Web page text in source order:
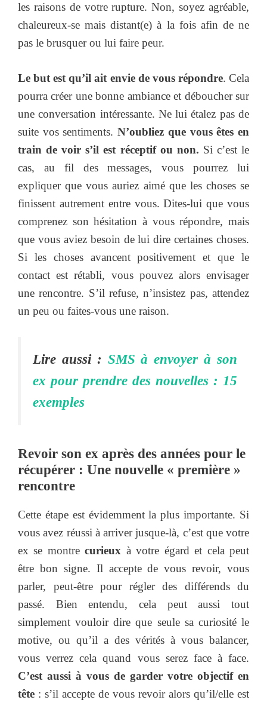
les raisons de votre rupture. Non, soyez agréable,
chaleureux-se mais distant(e) à la fois afin de ne
pas le brusquer ou lui faire peur.
Le but est qu’il ait envie de vous répondre. Cela
pourra créer une bonne ambiance et déboucher sur
une conversation intéressante. Ne lui étalez pas de
suite vos sentiments.N’oubliez que vous êtes en
train de voir s’il est réceptif ou non. Si c’est le
cas, au fil des messages, vous pourrez lui
expliquer que vous auriez aimé que les choses se
finissent autrement entre vous. Dites-lui que vous
comprenez son hésitation à vous répondre, mais
que vous aviez besoin de lui dire certaines choses.
Si les choses avancent positivement et que le
contact est rétabli, vous pouvez alors envisager
une rencontre. S’il refuse, n’insistez pas, attendez
un peu ou faites-vous une raison.
Lire aussi : SMS à envoyer à son
ex pour prendre des nouvelles : 15
exemples
Revoir son ex après des années pour le
récupérer : Une nouvelle « première »
rencontre
Cette étape est évidemment la plus importante. Si
vous avez réussi à arriver jusque-là, c’est que votre
ex se montrecurieux à votre égard et cela peut
être bon signe. Il accepte de vous revoir, vous
parler, peut-être pour régler des différends du
passé. Bien entendu, cela peut aussi tout
simplement vouloir dire que seule sa curiosité le
motive, ou qu’il a des vérités à vous balancer,
vous verrez cela quand vous serez face à face.
C’est aussi à vous de garder votre objectif en
tête : s’il accepte de vous revoir alors qu’il/elle est